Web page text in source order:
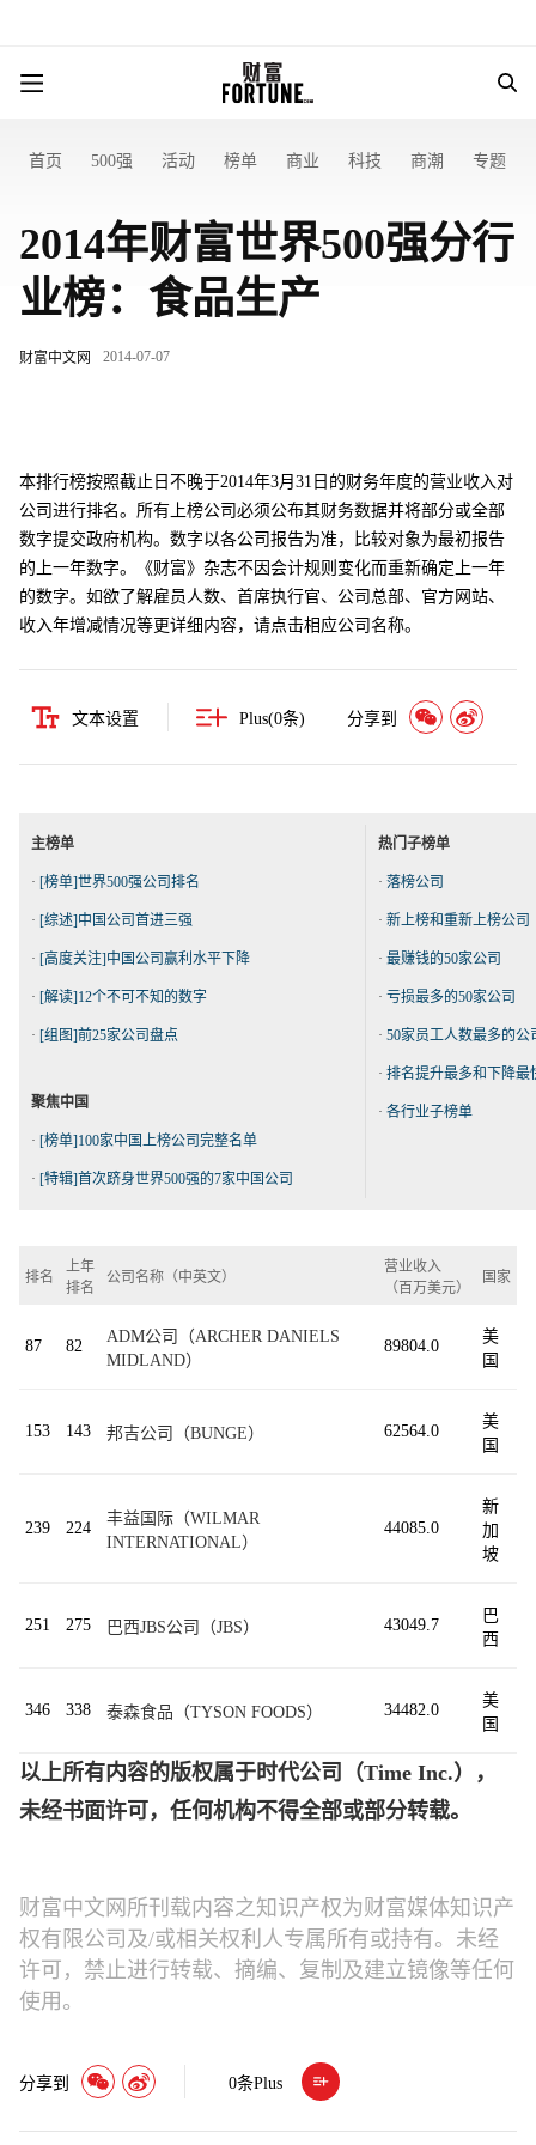
首页 500强 活动 榜单 商业 科技 商潮 专题
2014年财富世界500强分行
业榜：食品生产
财富中文网 2014-07-07
本排行榜按照截止日不晚于2014年3月31日的财务年度的营业收入对
公司进行排名。所有上榜公司必须公布其财务数据并将部分或全部
数字提交政府机构。数字以各公司报告为准，比较对象为最初报告
的上一年数字。《财富》杂志不因会计规则变化而重新确定上一年
的数字。如欲了解雇员人数、首席执行官、公司总部、官方网站、
收入年增减情况等更详细内容，请点击相应公司名称。
文本设置 Plus(0条) 分享到
主榜单
· [榜单]世界500强公司排名
· [综述]中国公司首进三强
· [高度关注]中国公司赢利水平下降
· [解读]12个不可不知的数字
· [组图]前25家公司盘点
聚焦中国
· [榜单]100家中国上榜公司完整名单
· [特辑]首次跻身世界500强的7家中国公司
热门子榜单
· 落榜公司
· 新上榜和重新上榜公司
· 最赚钱的50家公司
· 亏损最多的50家公司
· 50家员工人数最多的公
· 排名提升最多和下降最
· 各行业子榜单
排名
上年
排名
公司名称（中英文）
营业收入
（百万美元）
国家
87 82
ADM公司（ARCHER DANIELS
MIDLAND）
89804.0
美
国
153 143 邦吉公司（BUNGE） 62564.0
美
国
239 224
丰益国际（WILMAR
INTERNATIONAL）
44085.0
新
加
坡
251 275 巴西JBS公司（JBS） 43049.7
巴
西
346 338 泰森食品（TYSON FOODS） 34482.0
美
国
以上所有内容的版权属于时代公司（Time Inc.），
未经书面许可，任何机构不得全部或部分转载。
财富中文网所刊载内容之知识产权为财富媒体知识产
权有限公司及/或相关权利人专属所有或持有。未经
许可，禁止进行转载、摘编、复制及建立镜像等任何
使用。
分享到 0条Plus